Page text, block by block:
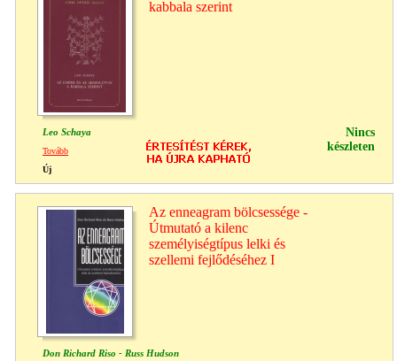
kabbala szerint
Leo Schaya
Nincs
készleten
Tovább
Új
Az enneagram bölcsessége -
Útmutató a kilenc
személyiségtípus lelki és
szellemi fejlődéséhez I
Don Richard Riso - Russ Hudson